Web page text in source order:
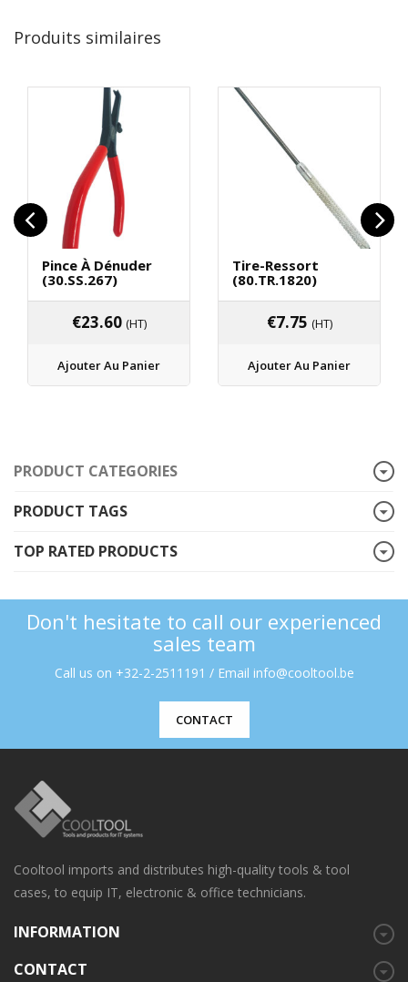
Produits similaires
Pince À Dénuder
(30.SS.267)
€23.60 (HT)
Ajouter Au Panier
Tire-Ressort
(80.TR.1820)
€7.75 (HT)
Ajouter Au Panier
PRODUCT CATEGORIES
PRODUCT TAGS
TOP RATED PRODUCTS
Don't hesitate to call our experienced
sales team
Call us on +32-2-2511191 / Email info@cooltool.be
CONTACT
Cooltool imports and distributes high-quality tools & tool
cases, to equip IT, electronic & office technicians.
INFORMATION
CONTACT